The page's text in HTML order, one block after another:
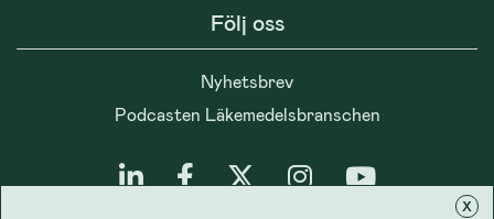
x
Följ oss
Nyhetsbrev
Podcasten Läkemedelsbranschen